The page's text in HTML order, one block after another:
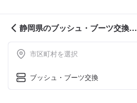
静岡県のブッシュ・ブーツ交換対
応店舗紹介 (1ページ目)
市区町村を選択
ブッシュ・ブーツ交換